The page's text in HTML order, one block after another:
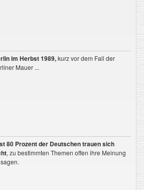
im Herbst 1989,kurz vor dem Fall der
Mauer ...
80 Prozent der Deutschen trauen sich
, zu bestimmten Themen offen ihre Meinung